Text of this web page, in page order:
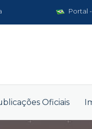
Portal
Oficiais